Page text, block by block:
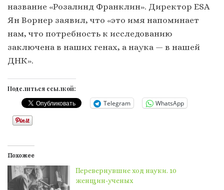
название «Розалинд Франклин». Директор ESA
Ян Ворнер заявил, что «это имя напоминает
нам, что потребность к исследованию
заключена в наших генах, а наука — в нашей
ДНК».
Поделиться ссылкой:
Telegram WhatsApp
Похожее
Перевернувшие ход науки. 10
женщин-ученых